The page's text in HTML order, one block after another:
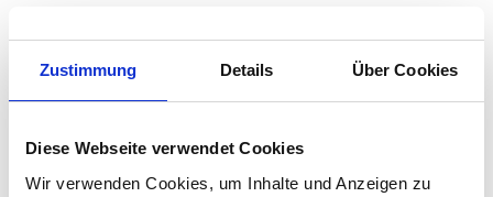
Zustimmung Details Über Cookies
Diese Webseite verwendet Cookies
Wir verwenden Cookies, um Inhalte und Anzeigen zu